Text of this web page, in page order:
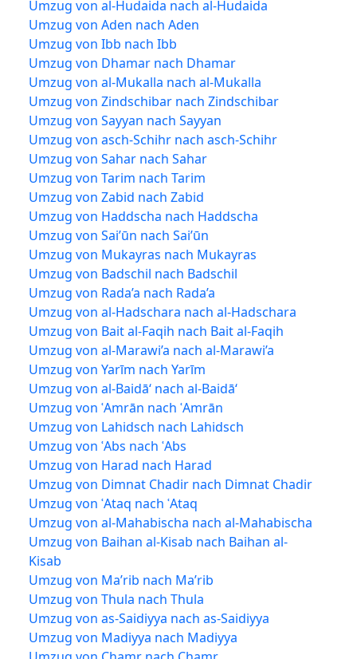
Umzug von al-Hudaida nach al-Hudaida
Umzug von Aden nach Aden
Umzug von Ibb nach Ibb
Umzug von Dhamar nach Dhamar
Umzug von al-Mukalla nach al-Mukalla
Umzug von Zindschibar nach Zindschibar
Umzug von Sayyan nach Sayyan
Umzug von asch-Schihr nach asch-Schihr
Umzug von Sahar nach Sahar
Umzug von Tarim nach Tarim
Umzug von Zabid nach Zabid
Umzug von Haddscha nach Haddscha
Umzug von Sai’ūn nach Sai’ūn
Umzug von Mukayras nach Mukayras
Umzug von Badschil nach Badschil
Umzug von Rada’a nach Rada’a
Umzug von al-Hadschara nach al-Hadschara
Umzug von Bait al-Faqih nach Bait al-Faqih
Umzug von al-Marawi’a nach al-Marawi’a
Umzug von Yarīm nach Yarīm
Umzug von al-Baidā‘ nach al-Baidā‘
Umzug von ʿAmrān nach ʿAmrān
Umzug von Lahidsch nach Lahidsch
Umzug von ʿAbs nach ʿAbs
Umzug von Harad nach Harad
Umzug von Dimnat Chadir nach Dimnat Chadir
Umzug von ʿAtaq nach ʿAtaq
Umzug von al-Mahabischa nach al-Mahabischa
Umzug von Baihan al-Kisab nach Baihan al-
Kisab
Umzug von Ma’rib nach Ma’rib
Umzug von Thula nach Thula
Umzug von as-Saidiyya nach as-Saidiyya
Umzug von Madiyya nach Madiyya